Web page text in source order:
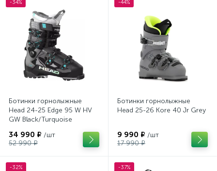
-34%
Ботинки горнолыжные
Head 24-25 Edge 95 W HV
GW Black/Turquoise
34 990 ₽ /шт
52 990 ₽
-44%
Ботинки горнолыжные
Head 25-26 Kore 40 Jr Grey
9 990 ₽ /шт
17 990 ₽
-32% -37%